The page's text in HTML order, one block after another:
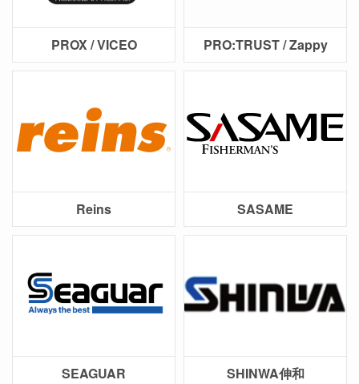
PROX / VICEO PRO:TRUST / Zappy
Reins SASAME
SEAGUAR SHINWA伸和